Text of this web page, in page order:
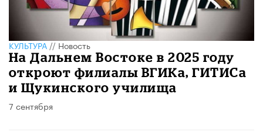
КУЛЬТУРА//Новость
На Дальнем Востоке в 2025 году
откроют филиалы ВГИКа, ГИТИСа
и Щукинского училища
7 сентября